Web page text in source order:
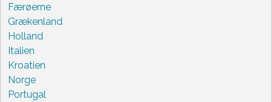
Færøerne
Grækenland
Holland
Italien
Kroatien
Norge
Portugal